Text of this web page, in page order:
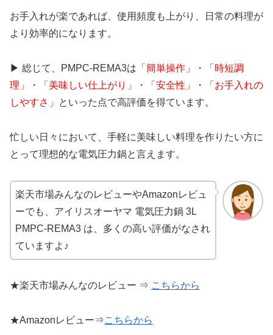
お手入れが楽であれば、使用頻度も上がり、日常の料理が
より効率的になります。
▶ 総じて、PMPC-REMA3は 「簡単操作」 ・
「時短調
理」
・ 「美味しい仕上がり」 ・ 「安全性」 ・
「お手入れの
しやすさ」
といった点で高評価を得ています。
忙しい日々において、手軽に美味しい料理を作りたい方に
とって理想的な電気圧力鍋と言えます。
楽天市場みんなのレビューやAmazonレビュ
ーでも、アイリスオーヤマ 電気圧力鍋 3L
PMPC-REMA3 は、多くの高い評価がなされ
ていますよ♪
★楽天市場みんなのレビュー ⇒ こちらから
★Amazonレビュー⇒こちらから